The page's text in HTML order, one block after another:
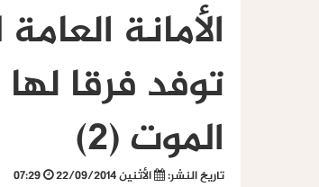
الأمانة
توفد فرقا
الموت (2)
تاريخ النشر: الأثنين 22/09/2014